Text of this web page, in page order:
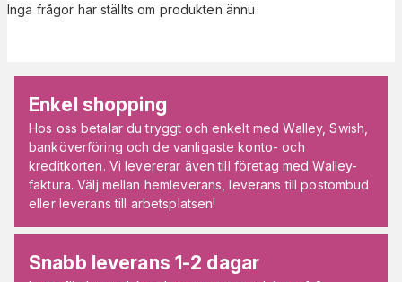
Inga frågor har ställts om produkten ännu
Enkel shopping
Hos oss betalar du tryggt och enkelt med Walley, Swish,
banköverföring och de vanligaste konto- och
kreditkorten. Vi levererar även till företag med Walley-
faktura. Välj mellan hemleverans, leverans till postombud
eller leverans till arbetsplatsen!
Snabb leverans 1-2 dagar